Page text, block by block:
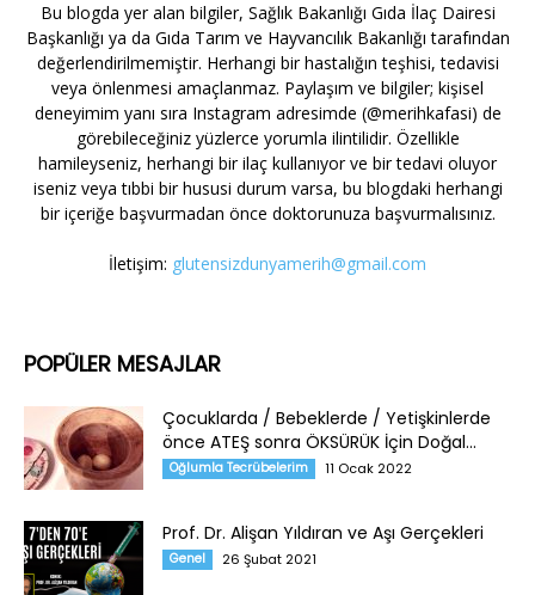
Bu blogda yer alan bilgiler, Sağlık Bakanlığı Gıda İlaç Dairesi
Başkanlığı ya da Gıda Tarım ve Hayvancılık Bakanlığı tarafından
değerlendirilmemiştir. Herhangi bir hastalığın teşhisi, tedavisi
veya önlenmesi amaçlanmaz. Paylaşım ve bilgiler; kişisel
deneyimim yanı sıra Instagram adresimde (@merihkafasi) de
görebileceğiniz yüzlerce yorumla ilintilidir. Özellikle
hamileyseniz, herhangi bir ilaç kullanıyor ve bir tedavi oluyor
iseniz veya tıbbi bir hususi durum varsa, bu blogdaki herhangi
bir içeriğe başvurmadan önce doktorunuza başvurmalısınız.
İletişim: glutensizdunyamerih@gmail.com
POPÜLER MESAJLAR
Çocuklarda / Bebeklerde / Yetişkinlerde
önce ATEŞ sonra ÖKSÜRÜK İçin Doğal...
Oğlumla Tecrübelerim 11 Ocak 2022
Prof. Dr. Alişan Yıldıran ve Aşı Gerçekleri
Genel 26 Şubat 2021